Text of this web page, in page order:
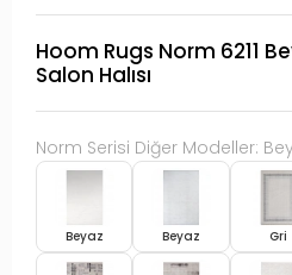
Hoom Rugs Norm 6211
Salon Halısı
Norm Serisi Diğer Modeller:
Beyaz Beyaz Gri